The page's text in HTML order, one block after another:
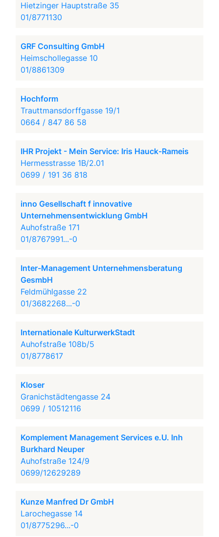
Hietzinger Hauptstraße 35
01/8771130
GRF Consulting GmbH
Heimschollegasse 10
01/8861309
Hochform
Trauttmansdorffgasse 19/1
0664 / 847 86 58
IHR Projekt - Mein Service: Iris Hauck-Rameis
Hermesstrasse 1B/2.01
0699 / 191 36 818
inno Gesellschaft f innovative
Unternehmensentwicklung GmbH
Auhofstraße 171
01/8767991...-0
Inter-Management Unternehmensberatung
GesmbH
Feldmühlgasse 22
01/3682268...-0
Internationale KulturwerkStadt
Auhofstraße 108b/5
01/8778617
Kloser
Granichstädtengasse 24
0699 / 10512116
Komplement Management Services e.U. Inh
Burkhard Neuper
Auhofstraße 124/9
0699/12629289
Kunze Manfred Dr GmbH
Larochegasse 14
01/8775296...-0